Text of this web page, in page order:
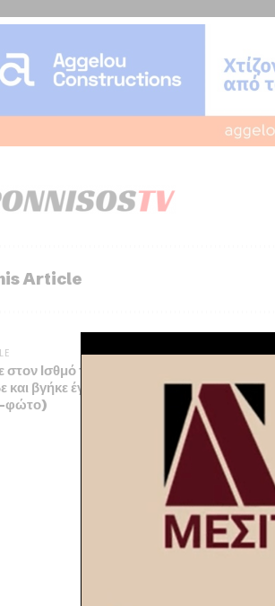
Article
στον Ισθμό της Κορίνθου –
και βγήκε έγκαιρα ο οδηγός
φώτο)